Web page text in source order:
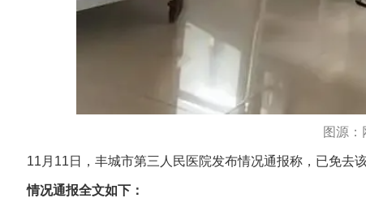
图源：
11月11日，丰城市第三人民医院发布情况通报称，已免去该
情况通报全文如下：